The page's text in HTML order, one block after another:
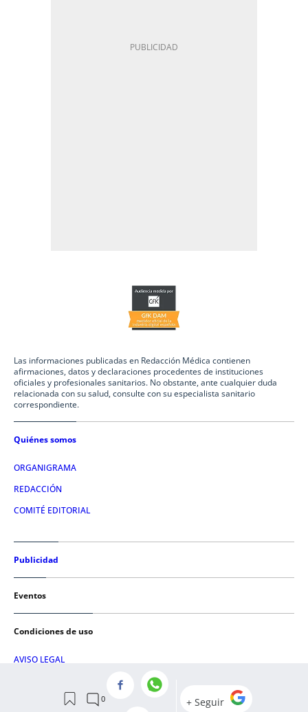
Las informaciones publicadas en Redacción Médica contienen
afirmaciones, datos y declaraciones procedentes de instituciones
oficiales y profesionales sanitarios. No obstante, ante cualquier duda
relacionada con su salud, consulte con su especialista sanitario
correspondiente.
Quiénes somos
ORGANIGRAMA
REDACCIÓN
COMITÉ EDITORIAL
Publicidad
Eventos
Condiciones de uso
AVISO LEGAL
POLÍTICA DE COOKIES